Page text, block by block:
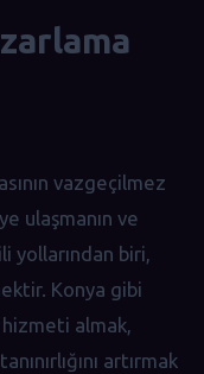
vazgeçilmez
ulaşmanın ve
yollarından biri,
Konya gibi
almak,
artırmak